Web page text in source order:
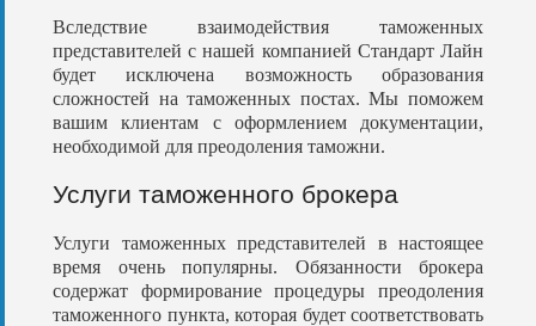
Вследствие взаимодействия таможенных
представителей с нашей компанией Стандарт Лайн
будет исключена возможность образования
сложностей на таможенных постах. Мы поможем
вашим клиентам с оформлением документации,
необходимой для преодоления таможни.
Услуги таможенного брокера
Услуги таможенных представителей в настоящее
время очень популярны. Обязанности брокера
содержат формирование процедуры преодоления
таможенного пункта, которая будет соответствовать